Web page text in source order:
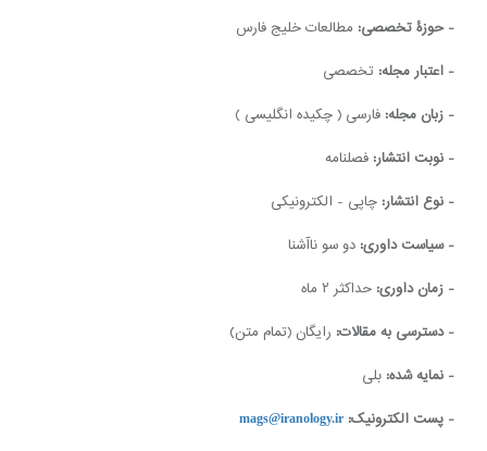
- حوزۀ تخصصی:مطالعات خلیج فارس
- اعتبار مجله:تخصصی
- زبان مجله:فارسی ( چکیده انگلیسی )
- نوبت انتشار:فصلنامه
- نوع انتشار:چاپی - الکترونیکی
- سیاست داوری:دو سو ناآشنا
- زمان داوری:حداکثر ۲ ماه
- دسترسی به مقالات:رایگان (تمام متن)
- نمایه شده:بلی
- پست الکترونیک:mags@iranology.ir